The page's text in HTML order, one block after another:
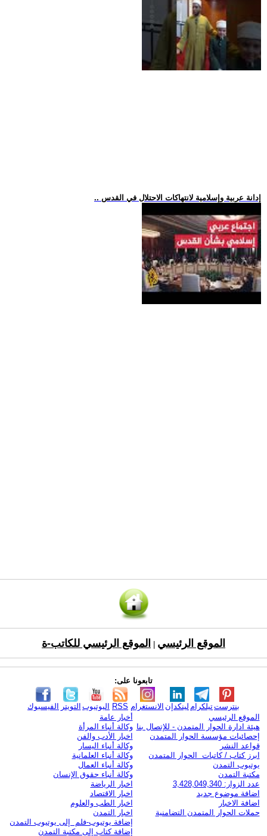
.. إدانة عربية وإسلامية لانتهاكات الاحتلال في القدس
الموقع الرئيسي الموقع الرئيسي للكاتب-ة
تابعونا على:
الفيسبوك التويتر اليوتيوب RSS الانستغرام لينكدإن تيلكرامبنترست
الموقع الرئيسي
هيئة ادارة الحوار المتمدن - للإتصال بنا
إحصائيات مؤسسة الحوار المتمدن
قواعد النشر
ابرز كتاب / كاتبات الحوار المتمدن
يوتيوب التمدن
مكتبة التمدن
عدد الزوار: 3,428,049,340
اضافة موضوع جديد
اضافة الاخبار
حملات الحوار المتمدن التضامنية
أخبار عامة
وكالة أنباء المرأة
اخبار الأدب والفن
وكالة أنباء اليسار
وكالة أنباء العلمانية
وكالة أنباء العمال
وكالة أنباء حقوق الإنسان
اخبار الرياضة
اخبار الاقتصاد
اخبار الطب والعلوم
اخبار التمدن
إضافة يوتيوب-فلم إلى يوتيوب التمدن
إضافة كتاب إلى مكتبة التمدن